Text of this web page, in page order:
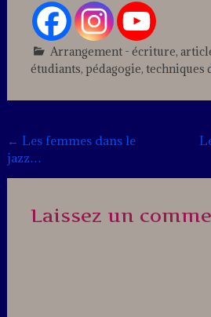
Arrangement - écriture,
étudiants, pédagogie, techniques
Post
navigation
← Les femmes dans le
jazz…
Laissez un